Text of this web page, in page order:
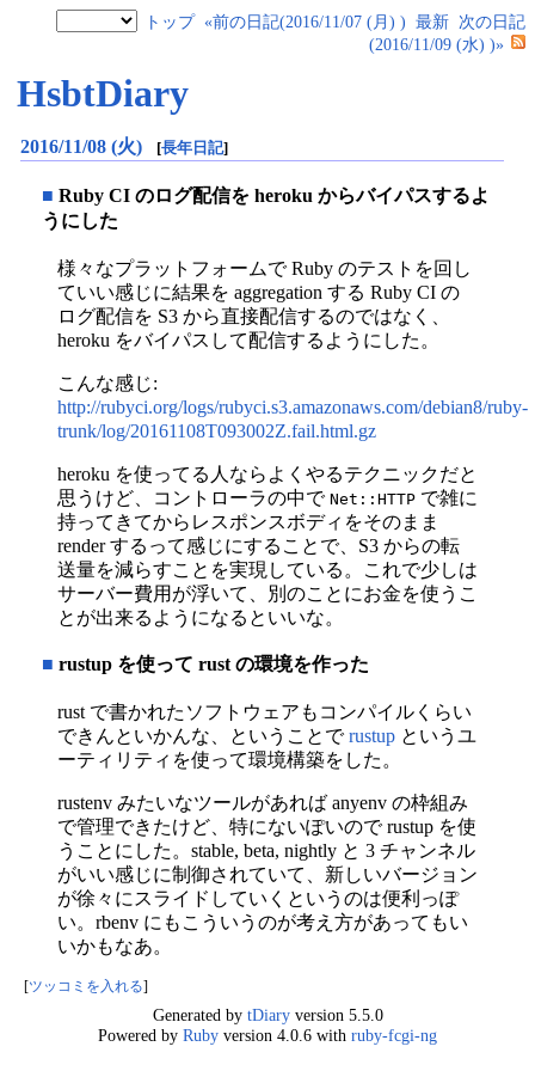
トップ «前の日記(2016/11/07 (月) ) 最新 次の日記
(2016/11/09 (水) )»
HsbtDiary
2016/11/08 (火) [長年日記]
■ Ruby CI のログ配信を heroku からバイパスするよ
うにした
様々なプラットフォームで Ruby のテストを回し
ていい感じに結果を aggregation する Ruby CI の
ログ配信を S3 から直接配信するのではなく、
heroku をバイパスして配信するようにした。
こんな感じ:
http://rubyci.org/logs/rubyci.s3.amazonaws.com/debian8/ruby-
trunk/log/20161108T093002Z.fail.html.gz
heroku を使ってる人ならよくやるテクニックだと
思うけど、コントローラの中で Net::HTTP で雑に
持ってきてからレスポンスボディをそのまま
render するって感じにすることで、S3 からの転
送量を減らすことを実現している。これで少しは
サーバー費用が浮いて、別のことにお金を使うこ
とが出来るようになるといいな。
■ rustup を使って rust の環境を作った
rust で書かれたソフトウェアもコンパイルくらい
できんといかんな、ということでrustup というユ
ーティリティを使って環境構築をした。
rustenv みたいなツールがあれば anyenv の枠組み
で管理できたけど、特にないぽいので rustup を使
うことにした。stable, beta, nightly と 3 チャンネル
がいい感じに制御されていて、新しいバージョン
が徐々にスライドしていくというのは便利っぽ
い。rbenv にもこういうのが考え方があってもい
いかもなあ。
ツッコミを入れる
Generated by tDiaryversion 5.5.0
Powered by Ruby version 4.0.6 with ruby-fcgi-ng